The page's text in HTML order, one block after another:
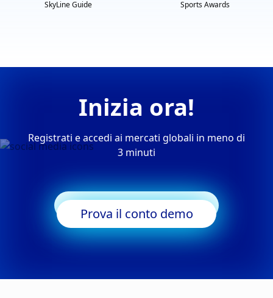
SkyLine Guide
Sports Awards
Inizia ora!
Registrati e accedi ai mercati globali in meno di
3 minuti
Inizia a fare trading
Prova il conto demo